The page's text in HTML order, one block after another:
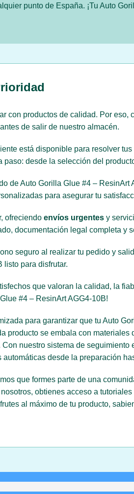
punto de España. ¡Tu Auto
con productos de calidad. Por eso,
de salir de nuestro almacén.
está disponible para resolver
desde la selección del
de Auto Gorilla Glue #4 –
para asegurar tu
ofreciendo envíos urgentes y
documentación legal completa y
seguro al realizar tu pedido y
listo para disfrutar.
que valoran la calidad, la
#4 – ResinArt AGG4-10B!
para garantizar que tu Auto
producto se embala con
nuestro sistema de
desde la preparación
que formes parte de una
obtienes acceso a
al máximo de tu producto,